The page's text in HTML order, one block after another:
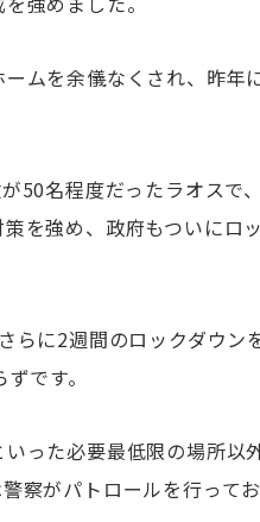
ムを余儀なくされ、昨年
50名程度だったラオスで
を強め、政府もついにロ
に2週間のロックダウン
です。
った必要最低限の場所以
察がパトロールを行って